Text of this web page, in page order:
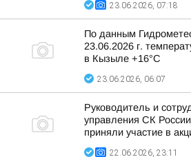
23.06.2026, 07:18
По данным
23.06.2026 г.
в Кызыле +16°С
23.06.2026, 06:07
Руководитель и
управления СК
приняли участие в
22.06.2026, 23:11